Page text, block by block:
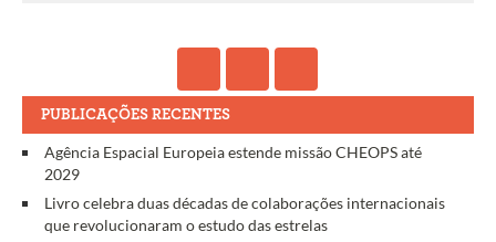
PUBLICAÇÕES RECENTES
Agência Espacial Europeia estende missão CHEOPS até
2029
Livro celebra duas décadas de colaborações internacionais
que revolucionaram o estudo das estrelas